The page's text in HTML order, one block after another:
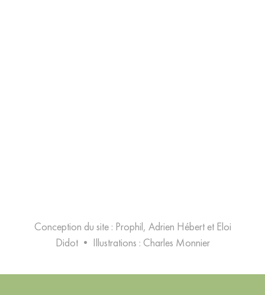
Conception du site : Prophil, Adrien Hébert et Eloi
Didot • Illustrations : Charles Monnier